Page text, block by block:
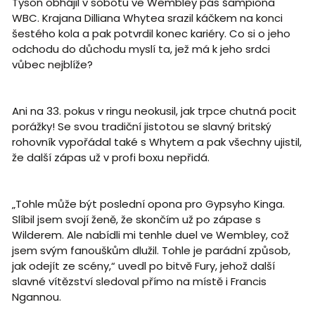
WBC. Krajana Dilliana Whytea srazil káčkem na konci
šestého kola a pak potvrdil konec kariéry. Co si o jeho
odchodu do důchodu myslí ta, jež má k jeho srdci
vůbec nejblíže?
Ani na 33. pokus v ringu neokusil, jak trpce chutná pocit
porážky! Se svou tradiční jistotou se slavný britský
rohovník vypořádal také s Whytem a pak všechny ujistil,
že další zápas už v profi boxu nepřidá.
„Tohle může být poslední opona pro Gypsyho Kinga.
Slíbil jsem svojí ženě, že skončím už po zápase s
Wilderem. Ale nabídli mi tenhle duel ve Wembley, což
jsem svým fanouškům dlužil. Tohle je parádní způsob,
jak odejít ze scény,“ uvedl po bitvě Fury, jehož další
slavné vítězství sledoval přímo na místě i Francis
Ngannou.